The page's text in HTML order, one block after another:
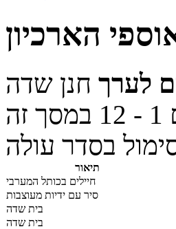
הארכיון
לערך חנן שדה
בסדר עולה
תיאור
חיילים בכותל המערבי
סיר עם ידיות מעוצבות
בית שדה
בית שדה